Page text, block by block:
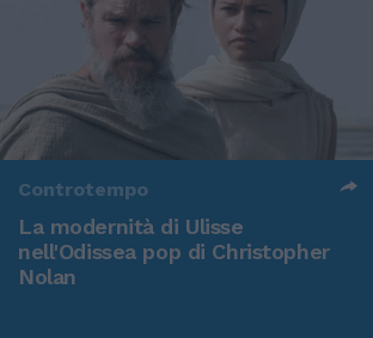
Controtempo
La modernità di Ulisse
nell'Odissea pop di Christopher
Nolan